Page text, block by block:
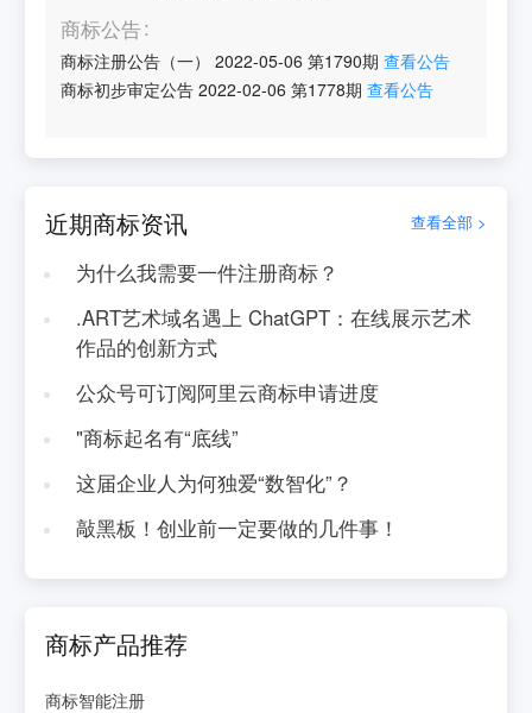
商标公告
商标注册公告（一） 2022-05-06 第1790期 查看公告
商标初步审定公告 2022-02-06 第1778期 查看公告
近期商标资讯 查看全部 >
为什么我需要一件注册商标？
.ART艺术域名遇上 ChatGPT：在线展示艺术
作品的创新方式
公众号可订阅阿里云商标申请进度
"商标起名有“底线”
这届企业人为何独爱“数智化”？
敲黑板！创业前一定要做的几件事！
商标产品推荐
商标智能注册